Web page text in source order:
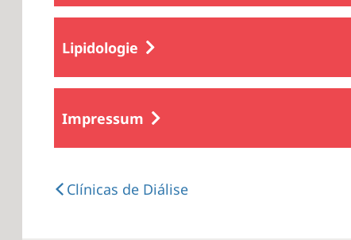
Lipidologie
Impressum
Clínicas de Diálise